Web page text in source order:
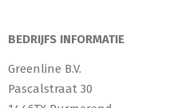
BEDRIJFS INFORMATIE
Greenline B.V.
Pascalstraat 30